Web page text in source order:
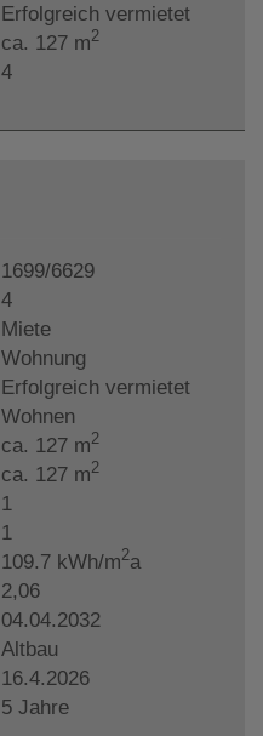
Erfolgreich vermietet
ca. 127 m2
4
1699/6629
4
Miete
Wohnung
Erfolgreich vermietet
Wohnen
ca. 127 m2
ca. 127 m2
1
1
109.7 kWh/m2a
2,06
04.04.2032
Altbau
16.4.2026
5 Jahre